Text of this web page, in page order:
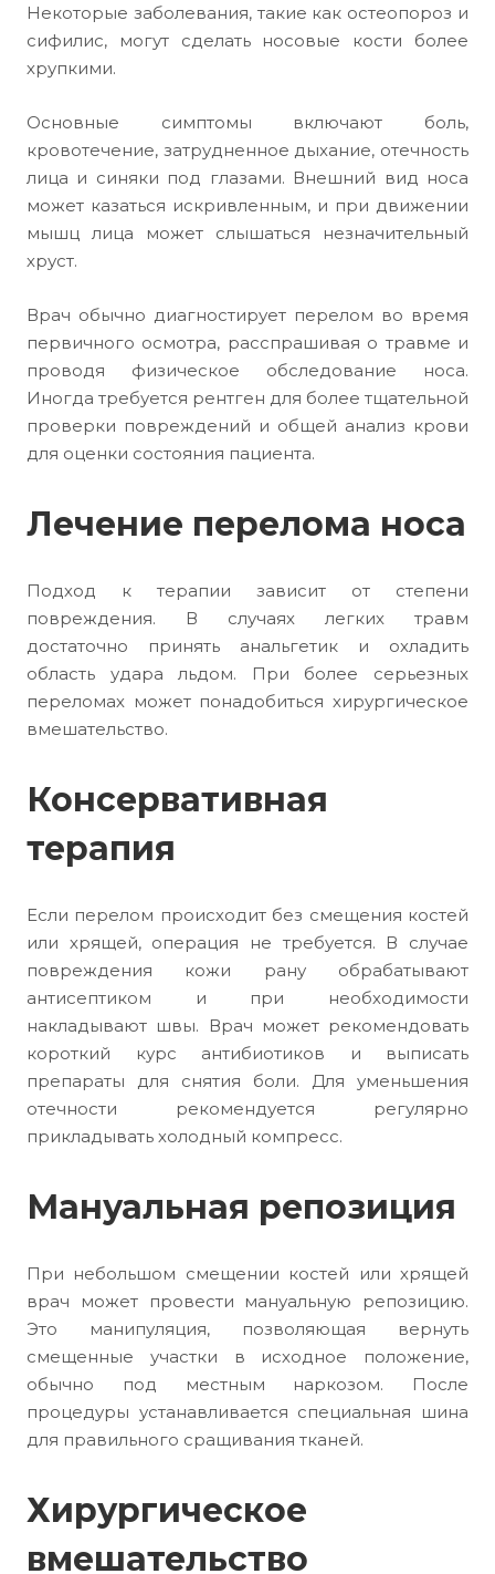
Некоторые заболевания, такие как остеопороз и
сифилис, могут сделать носовые кости более
хрупкими.
Основные симптомы включают боль,
кровотечение, затрудненное дыхание, отечность
лица и синяки под глазами. Внешний вид носа
может казаться искривленным, и при движении
мышц лица может слышаться незначительный
хруст.
Врач обычно диагностирует перелом во время
первичного осмотра, расспрашивая о травме и
проводя физическое обследование носа.
Иногда требуется рентген для более тщательной
проверки повреждений и общей анализ крови
для оценки состояния пациента.
Лечение перелома носа
Подход к терапии зависит от степени
повреждения. В случаях легких травм
достаточно принять анальгетик и охладить
область удара льдом. При более серьезных
переломах может понадобиться хирургическое
вмешательство.
Консервативная
терапия
Если перелом происходит без смещения костей
или хрящей, операция не требуется. В случае
повреждения кожи рану обрабатывают
антисептиком и при необходимости
накладывают швы. Врач может рекомендовать
короткий курс антибиотиков и выписать
препараты для снятия боли. Для уменьшения
отечности рекомендуется регулярно
прикладывать холодный компресс.
Мануальная репозиция
При небольшом смещении костей или хрящей
врач может провести мануальную репозицию.
Это манипуляция, позволяющая вернуть
смещенные участки в исходное положение,
обычно под местным наркозом. После
процедуры устанавливается специальная шина
для правильного сращивания тканей.
Хирургическое
вмешательство